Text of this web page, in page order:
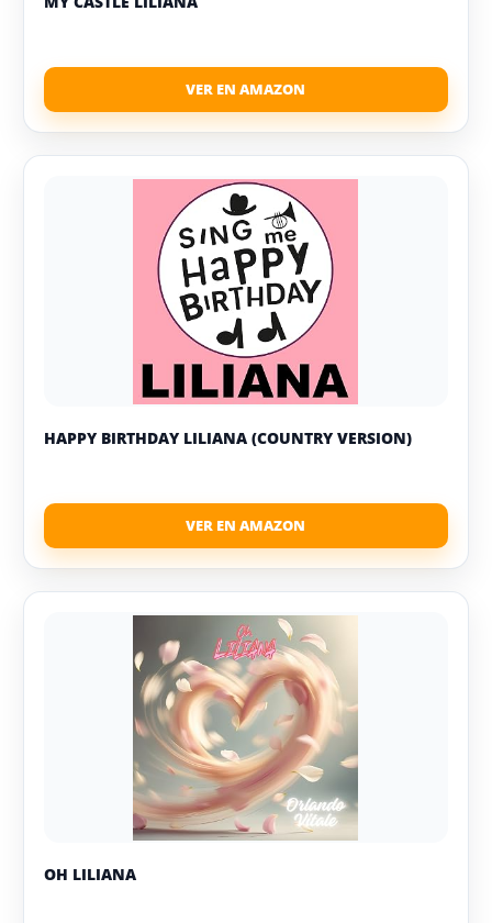
HAPPY BIRTHDAY LILIANA (COUNTRY VERSION)
OH LILIANA